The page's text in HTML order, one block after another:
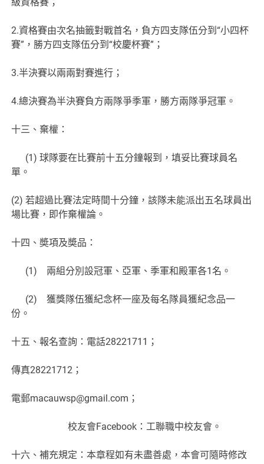
2.資格賽由次名抽籤對戰首名，負方四支隊伍分到“小四杯
賽”，勝方四支隊伍分到“校慶杯賽”；
3.半決賽以兩兩對賽進行；
4.總決賽為半決賽負方兩隊爭季軍，勝方兩隊爭冠軍。
十三、棄權：
(1) 球隊要在比賽前十五分鐘報到，填妥比賽球員名
單。
(2) 若超過比賽法定時間十分鐘，該隊未能派出五名球員出
場比賽，即作棄權論。
十四、奬項及奬品：
(1) 兩組分別設冠軍、亞軍、季軍和殿軍各1名。
(2) 獲獎隊伍獲紀念杯一座及每名隊員獲紀念品一
份。
十五、報名查詢：電話28221711；
傳真28221712；
電郵macauwsp@gmail.com；
校友會Facebook：工聯職中校友會。
十六、補充規定：本章程如有未盡善處，本會可隨時修改